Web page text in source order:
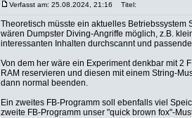
Verfasst am: 25.08.2024, 21:16 Titel:
Theoretisch müsste ein aktuelles
wären Dumpster Diving-Angriffe möglich, z.B.
interessanten Inhalten durchscannt und
Von dem her wäre ein Experiment denkbar mit 2
RAM reservieren und diesen mit einem String-
dann normal beenden.
Ein zweites FB-Programm soll ebenfalls viel
zweite FB-Programm unser "quick brown fox"-